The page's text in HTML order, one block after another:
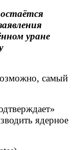
уране
самый
ядерное